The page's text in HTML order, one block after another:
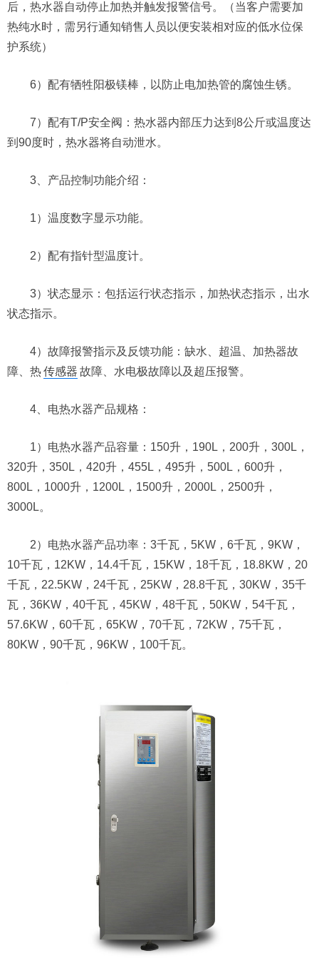
后，热水器自动停止加热并触发报警信号。（当客户需要加
热纯水时，需另行通知销售人员以便安装相对应的低水位保
护系统）
6）配有牺牲阳极镁棒，以防止电加热管的腐蚀生锈。
7）配有T/P安全阀：热水器内部压力达到8公斤或温度达
到90度时，热水器将自动泄水。
3、产品控制功能介绍：
1）温度数字显示功能。
2）配有指针型温度计。
3）状态显示：包括运行状态指示，加热状态指示，出水
状态指示。
4）故障报警指示及反馈功能：缺水、超温、加热器故
障、热传感器 故障、水电极故障以及超压报警。
4、电热水器产品规格：
1）电热水器产品容量：150升，190L，200升，300L，
320升，350L，420升，455L，495升，500L，600升，
800L，1000升，1200L，1500升，2000L，2500升，
3000L。
2）电热水器产品功率：3千瓦，5KW，6千瓦，9KW，
10千瓦，12KW，14.4千瓦，15KW，18千瓦，18.8KW，20
千瓦，22.5KW，24千瓦，25KW，28.8千瓦，30KW，35千
瓦，36KW，40千瓦，45KW，48千瓦，50KW，54千瓦，
57.6KW，60千瓦，65KW，70千瓦，72KW，75千瓦，
80KW，90千瓦，96KW，100千瓦。